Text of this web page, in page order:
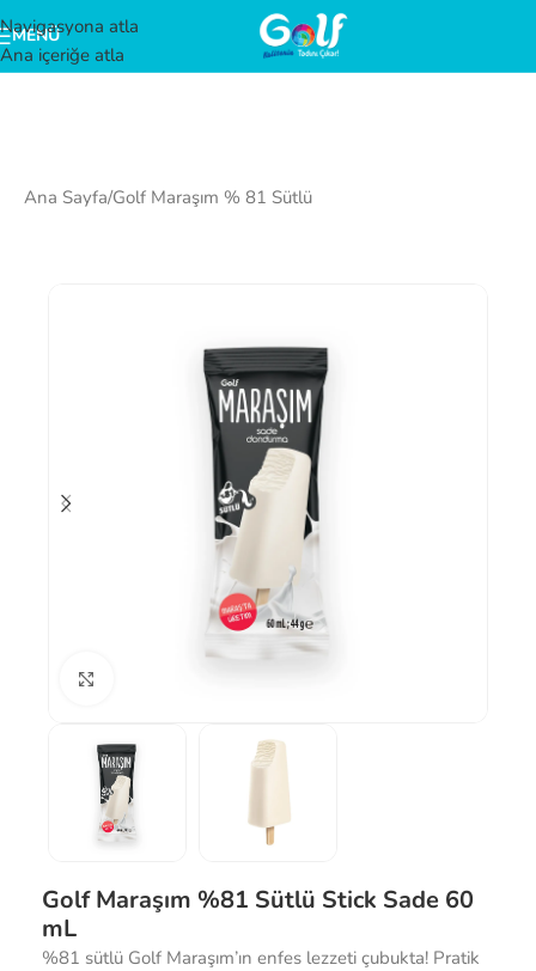
Navigasyona atla
Ana içeriğe atla
MENÜ
Ana Sayfa/Golf Maraşım % 81 Sütlü
Golf Maraşım %81 Sütlü Stick Sade 60
mL
%81 sütlü Golf Maraşım’ın enfes lezzeti çubukta! Pratik